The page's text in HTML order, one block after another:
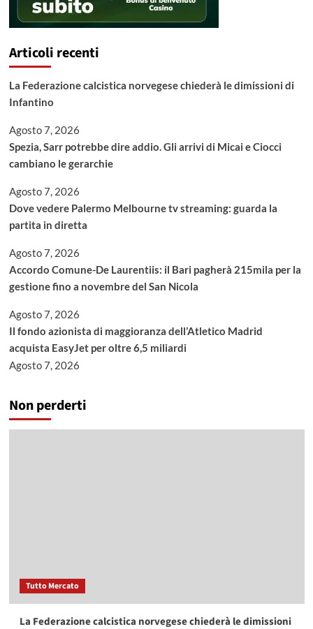
Articoli recenti
La Federazione calcistica norvegese chiederà le dimissioni di
Infantino
Agosto 7, 2026
Spezia, Sarr potrebbe dire addio. Gli arrivi di Micai e Ciocci
cambiano le gerarchie
Agosto 7, 2026
Dove vedere Palermo Melbourne tv streaming: guarda la
partita in diretta
Agosto 7, 2026
Accordo Comune-De Laurentiis: il Bari pagherà 215mila per la
gestione fino a novembre del San Nicola
Agosto 7, 2026
Il fondo azionista di maggioranza dell’Atletico Madrid
acquista EasyJet per oltre 6,5 miliardi
Agosto 7, 2026
Non perderti
Tutto Mercato
La Federazione calcistica norvegese chiederà le dimissioni